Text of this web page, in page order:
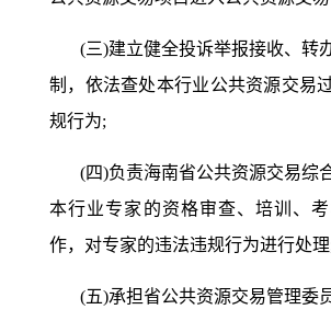
(三)建立健全投诉举报接收、转
制，依法查处本行业公共资源交易
规行为;
(四)负责海南省公共资源交易综
本行业专家的资格审查、培训、
作，对专家的违法违规行为进行处
(五)承担省公共资源交易管理委